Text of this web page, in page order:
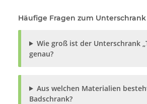
Häufige Fragen zum Unterschrank
Wie groß ist der Unterschrank
genau?
Aus welchen Materialien
Badschrank?